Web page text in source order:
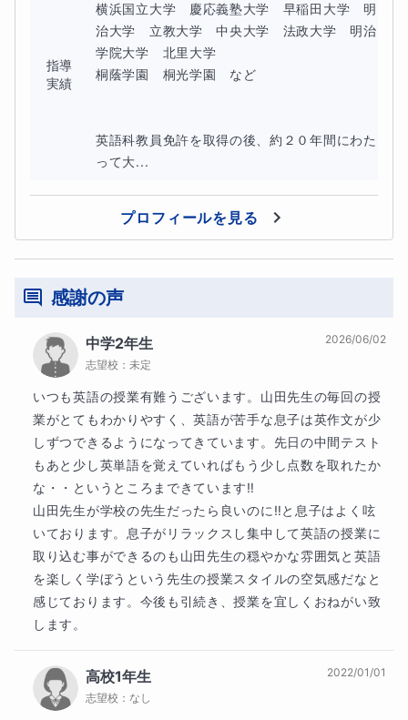
指導
実績
横浜国立大学　慶応義塾大学　早稲田大学　明
治大学　立教大学　中央大学　法政大学　明治
学院大学　北里大学
桐蔭学園　桐光学園　など
英語科教員免許を取得の後、約２０年間にわた
って大...
プロフィールを見る
感謝の声
中学2年生
志望校： 未定
2026/06/02
いつも英語の授業有難うございます。山田先生の毎回の授
業がとてもわかりやすく、英語が苦手な息子は英作文が少
しずつできるようになってきています。先日の中間テスト
もあと少し英単語を覚えていればもう少し点数を取れたか
な・・というところまできています‼︎
山田先生が学校の先生だったら良いのに‼︎と息子はよく呟
いております。息子がリラックスし集中して英語の授業に
取り込む事ができるのも山田先生の穏やかな雰囲気と英語
を楽しく学ぼうという先生の授業スタイルの空気感だなと
感じております。今後も引続き、授業を宜しくおねがい致
します。
高校1年生
志望校： なし
2022/01/01